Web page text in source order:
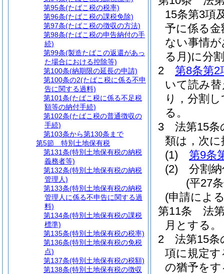
15条第3項
予に係る
ない事情
る月)に分
2
第8条第2
いて読み
り，分割
る。
3
法第15条
類は，次
(1)
第9条
(2)
分割
(平27
(申請によ
第11条
法
月とする。
2
法第15条
項に規定
の猶予を
第95条(たばこ税の税率)
第96条(たばこ税の課税免除)
第97条(たばこ税の徴収の方法)
第98条(たばこ税の申告納付の手
続)
第99条(製造たばこの返還があっ
た場合における控除等)
第100条(納期限の延長の申請)
第100条の2(たばこ税に係る不申
告に関する過料)
第101条(たばこ税に係る不足税
額等の納付手続)
第102条(たばこ税の普通徴収の
手続)
第103条から第130条まで
第5節
特別土地保有税
第131条(特別土地保有税の納税
義務者等)
第132条(特別土地保有税の納税
管理人)
第133条(特別土地保有税の納税
管理人に係る不申告に関する過
料)
第134条(特別土地保有税の課税
標準)
第135条(特別土地保有税の税率)
第136条(特別土地保有税の免税
点)
第137条(特別土地保有税の税額)
第138条(特別土地保有税の徴収